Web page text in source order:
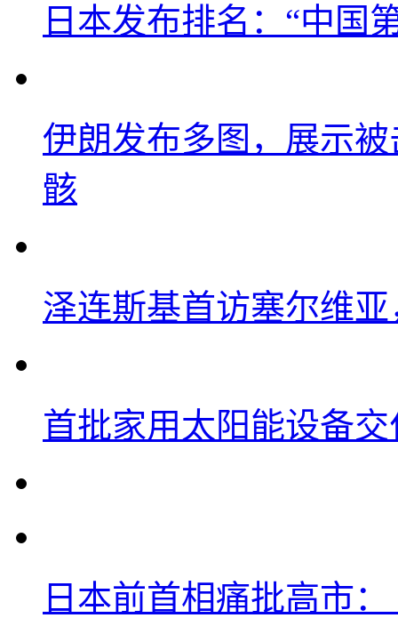
日本发布排名：“中国
伊朗发布多图，展示
骸
泽连斯基首访塞尔维
首批家用太阳能设备
日本前首相痛批高市